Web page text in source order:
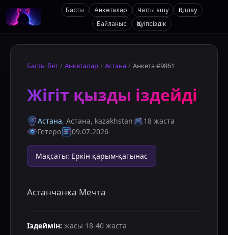
Басты Анкеталар Чатты ашу
Қолдау
Байланыс
Қауіпсіздік
Басты бет / Анкеталар / Астана / Анкета #9861
Жігіт қызды іздейді
Астана, Астана, kazakhstan
18 жаста
Гетеро
09.07.2026
Мақсаты: Еркін қарым-қатынас
Астанчанка Мечта
Іздеймін: жасы 18-40 жаста